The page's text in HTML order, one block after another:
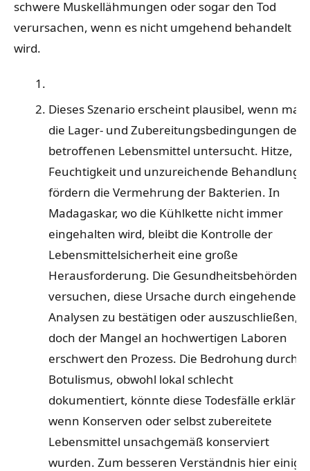
schwere Muskellähmungen oder sogar den Tod
verursachen, wenn es nicht umgehend behandelt
wird.
Dieses Szenario erscheint plausibel, wenn man
die Lager- und Zubereitungsbedingungen der
betroffenen Lebensmittel untersucht. Hitze,
Feuchtigkeit und unzureichende Behandlung
fördern die Vermehrung der Bakterien. In
Madagaskar, wo die Kühlkette nicht immer
eingehalten wird, bleibt die Kontrolle der
Lebensmittelsicherheit eine große
Herausforderung. Die Gesundheitsbehörden
versuchen, diese Ursache durch eingehende
Analysen zu bestätigen oder auszuschließen,
doch der Mangel an hochwertigen Laboren
erschwert den Prozess. Die Bedrohung durch
Botulismus, obwohl lokal schlecht
dokumentiert, könnte diese Todesfälle
wenn Konserven oder selbst zubereitete
Lebensmittel unsachgemäß konserviert
wurden. Zum besseren Verständnis hier einige